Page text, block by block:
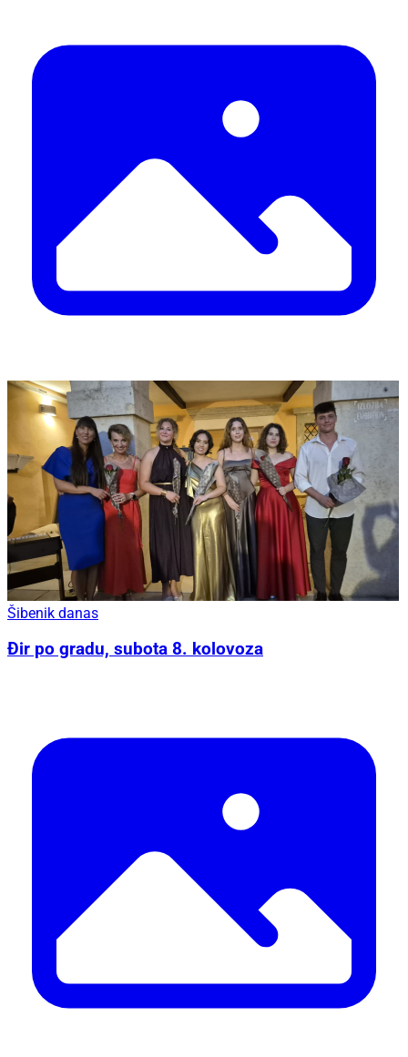
Šibenik danas
Đir po gradu, subota 8. kolovoza